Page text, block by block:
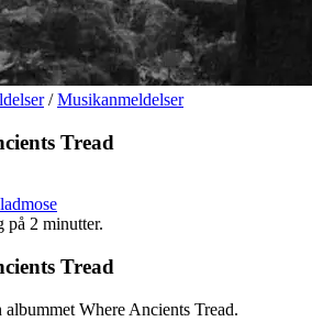
/Musikanmeldelser
Tread
på 2 minutter.
Tread
Where Ancients Tread.